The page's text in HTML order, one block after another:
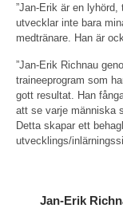
”Jan-Erik är en
utvecklar inte bara
medtränare. Han är
”Jan-Erik Richnau
traineeprogram som
gott resultat. Han
att se varje människa
Detta skapar ett
utvecklings/
Jan-Erik